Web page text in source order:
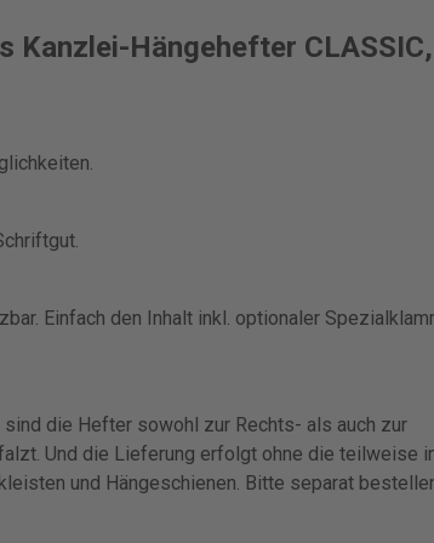
Kanzlei-Hängehefter
Einfach den Inhalt inkl. optionaler
die Hefter sowohl zur Rechts- als auch zur
Und die Lieferung erfolgt ohne die teilweise
und Hängeschienen. Bitte separat